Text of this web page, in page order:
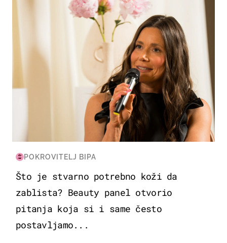
POKROVITELJ BIPA
Što je stvarno potrebno koži da
zablista? Beauty panel otvorio
pitanja koja si i same često
postavljamo...